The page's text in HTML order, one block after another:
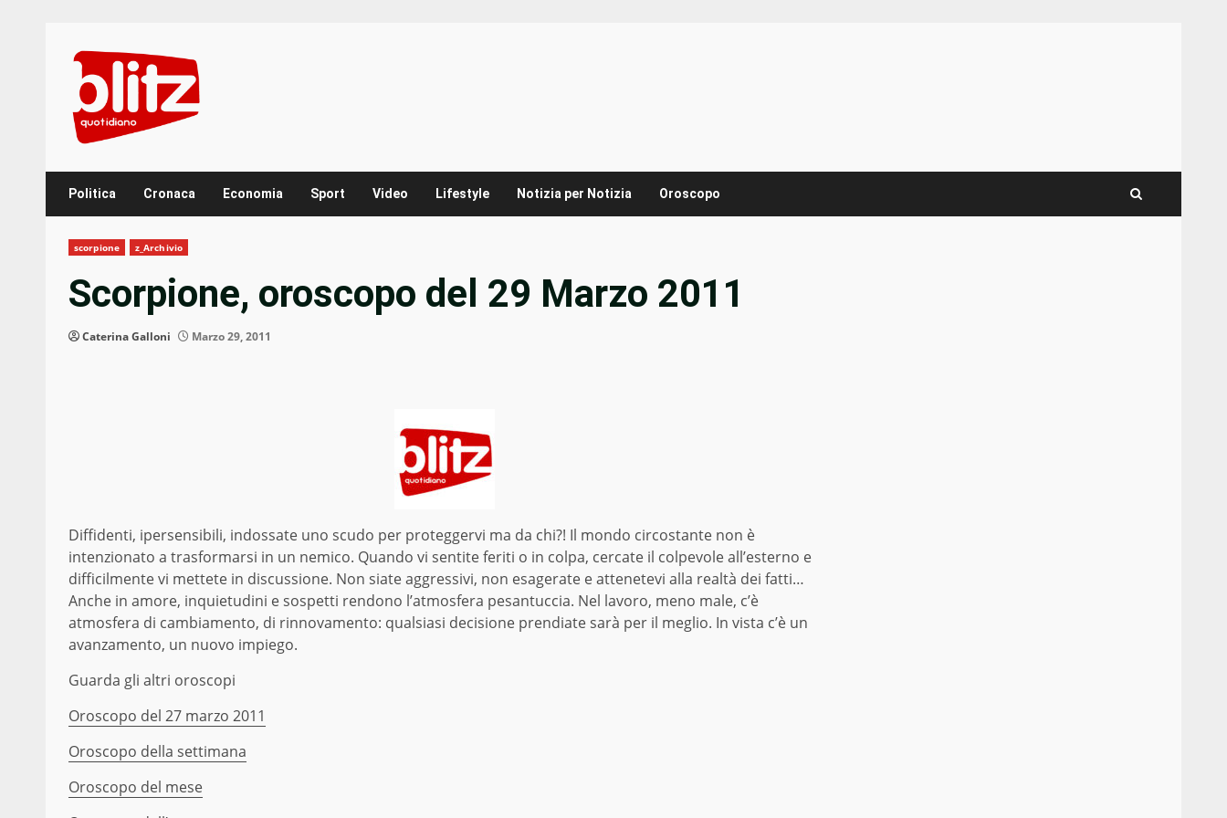
content
Politica Cronaca Economia Sport Video Lifestyle Notizia per Notizia Oroscopo
scorpione z_Archivio
Scorpione, oroscopo del 29 Marzo 2011
Caterina Galloni Marzo 29, 2011
Diffidenti, ipersensibili, indossate uno scudo per proteggervi ma da chi?! Il mondo circostante non è
intenzionato a trasformarsi in un nemico. Quando vi sentite feriti o in colpa, cercate il colpevole all’esterno e
difficilmente vi mettete in discussione. Non siate aggressivi, non esagerate e attenetevi alla realtà dei fatti…
Anche in amore, inquietudini e sospetti rendono l’atmosfera pesantuccia. Nel lavoro, meno male, c’è
atmosfera di cambiamento, di rinnovamento: qualsiasi decisione prendiate sarà per il meglio. In vista c’è un
avanzamento, un nuovo impiego.
Guarda gli altri oroscopi
Oroscopo del 27 marzo 2011
Oroscopo della settimana
Oroscopo del mese